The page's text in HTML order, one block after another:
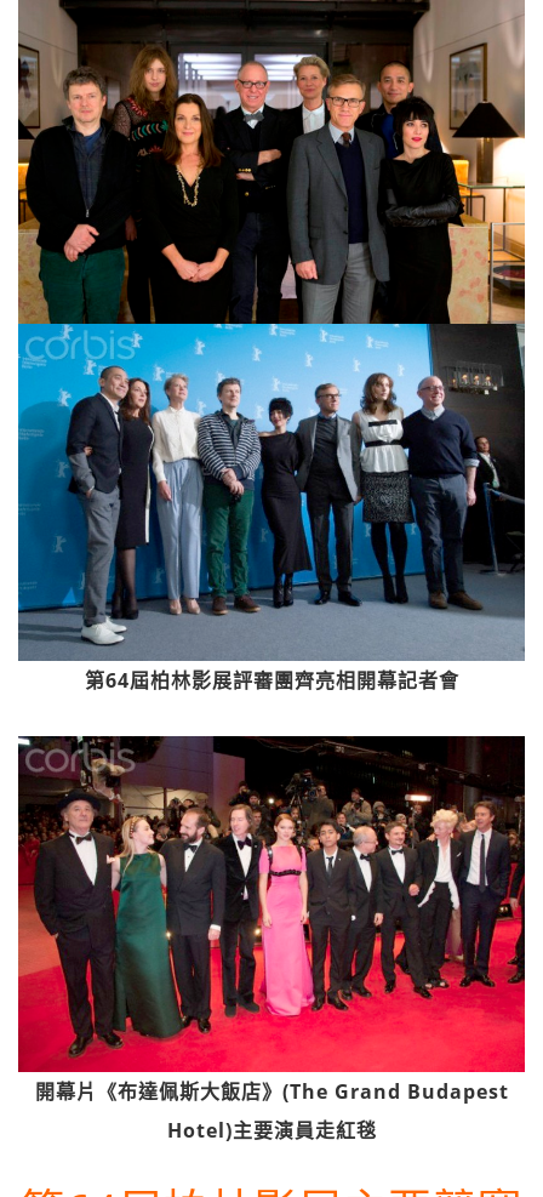
第64屆柏林影展評審團齊亮相開幕記者會
開幕片《布達佩斯大飯店》(The Grand Budapest
Hotel)主要演員走紅毯